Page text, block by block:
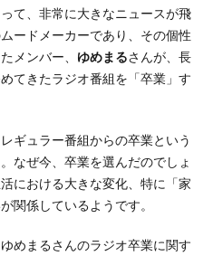
て、非常に大きなニュースが飛
ードメーカーであり、その個性
メンバー、 ゆめまるさんが、長
てきたラジオ番組を「卒業」す
ギュラー番組からの卒業という
なぜ今、卒業を選んだのでしょ
における大きな変化、特に「家
関係しているようです。
めまるさんのラジオ卒業に関す